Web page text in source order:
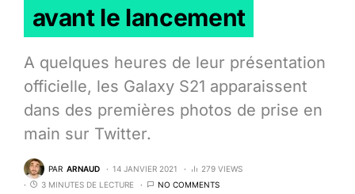
avant le lancement
A quelques heures de leur présentation
officielle, les Galaxy S21 apparaissent
dans des premières photos de prise en
main sur Twitter.
PAR ARNAUD 14 JANVIER 2021
279 VIEWS
3 MINUTES DE LECTURE
NO COMMENTS